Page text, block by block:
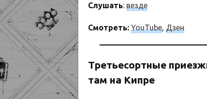
Слушать: везде
Смотреть: YouTube, Дзен
Третьесортные
там на Кипре